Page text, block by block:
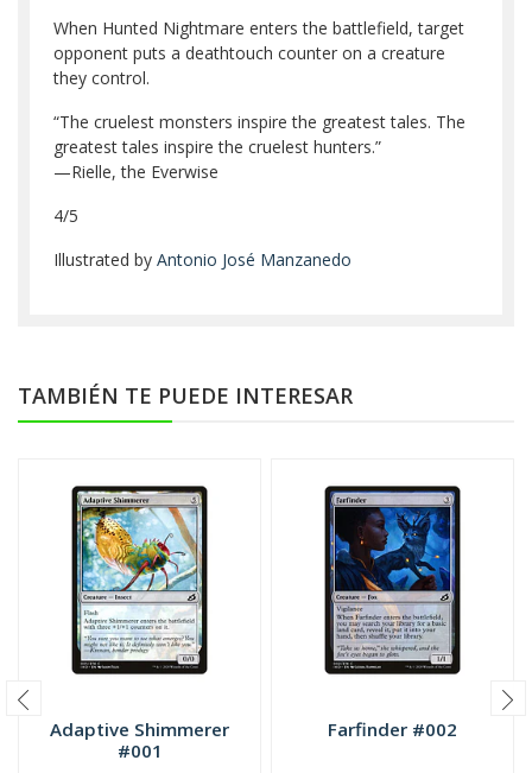
When Hunted Nightmare enters the battlefield, target
opponent puts a deathtouch counter on a creature
they control.
“The cruelest monsters inspire the greatest tales. The
greatest tales inspire the cruelest hunters.”
—Rielle, the Everwise
4/5
Illustrated by Antonio José Manzanedo
TAMBIÉN TE PUEDE INTERESAR
Adaptive Shimmerer
#001
Farfinder #002